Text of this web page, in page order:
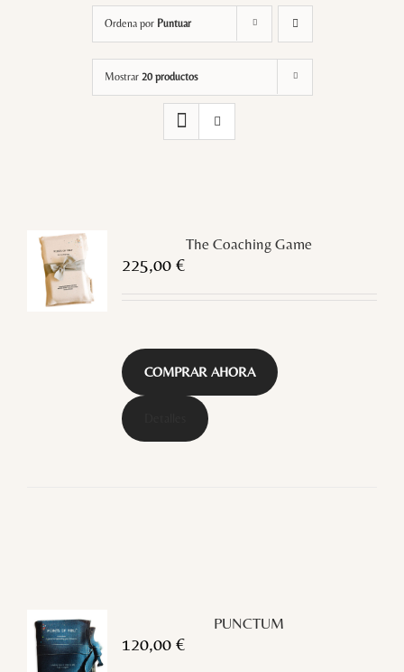
Ordena por Puntuar
Mostrar 20 productos
The Coaching Game
225,00 €
COMPRAR AHORA
PUNCTUM
120,00 €